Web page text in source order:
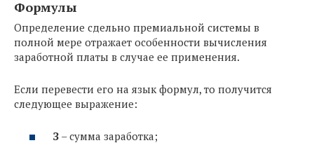
Формулы
Определение сдельно премиальной системы в
полной мере отражает особенности вычисления
заработной платы в случае ее применения.
Если перевести его на язык формул, то получится
следующее выражение:
З – сумма заработка;